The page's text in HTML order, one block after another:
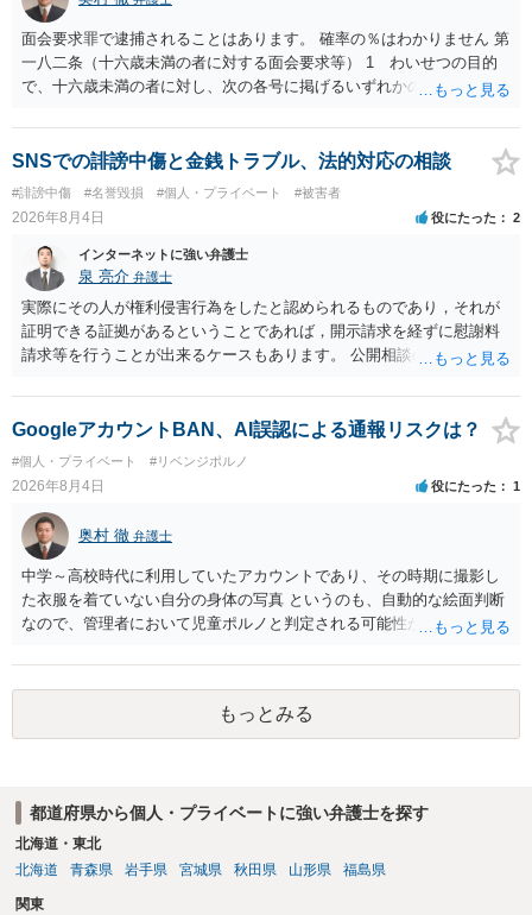
をせずに書き込んだことで（おそらく特定して書き込んだとして
も）、相談者さんが刑事民事の責任に問われることはないでしょう。
私見ながらご参考まで。
面会要求罪で逮捕されることはあります。 確率の％はわかりません 第
一八二条（十六歳未満の者に対する面会要求等） 1 わいせつの目的
で、十六歳未満の者に対し、次の各号に掲げるいずれかの行為をした
が生まれた日より五年以上前の日に生まれた者に限る。）は、一年以
下の拘禁刑又は五十万円以下の罰金に処する。 一 威迫し、偽計を用
い又は誘惑して面会を要求すること。 二 拒まれたにもかかわらず、
反復して面会を要求すること。 三 金銭その他の利益を供与し、又は
その申込み若しくは約束をして面会を要求すること。 2前項の罪を犯
し、よってわいせつの目的で当該十六歳未満の者と面会をした者は、
二年以下の拘禁刑又は百万円以下の罰金に処する。
SNSでの誹謗中傷と金銭トラブル、法的対応の相談
#誹謗中傷 #名誉毀損 #個人・プライベート #被害者
2026年8月4日 役にたった 2
インターネットに強い弁護士
泉 亮介 弁護士
実際にその人が権利侵害行為をしたと認められるものであり，それが
証明できる証拠があるということであれば，開示請求を経ずに慰謝料
請求等を行うことが出来るケースもあります。 公開相談の場では回答
に個別に相談されると良いでしょう。
GoogleアカウントBAN、AI誤認による通報リスクは？
#個人・プライベート #リベンジポルノ
2026年8月4日 役にたった 1
奥村 徹 弁護士
中学～高校時代に利用していたアカウントであり、その時期に撮影し
た衣服を着ていない自分の身体の写真 というのも、自動的な絵面判断
なので、管理者において児童ポルノと判定される可能性があります。
もっとみる
都道府県から個人・プライベートに強い弁護士を探す
北海道・東北
北海道
青森県 岩手県 宮城県 秋田県 山形県 福島県
関東